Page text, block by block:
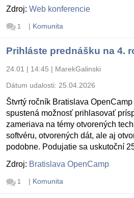
Zdroj: Web konferencie
1 | Komunita
Prihláste prednášku na 4.
24.01 | 14:45 | MarekGalinski
Dátum udalosti: 25.04.2026
Štvrtý ročník Bratislava
spustená možnosť prihlasovať
zameriava na témy otvorených
softvéru, otvorených dát, ale aj
podobne. Podujatie sa uskutoční
Zdroj: Bratislava OpenCamp
1 | Komunita